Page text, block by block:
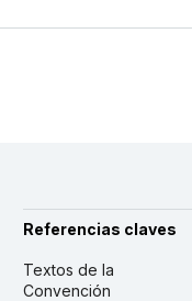
Referencias claves
Textos de la
Convención